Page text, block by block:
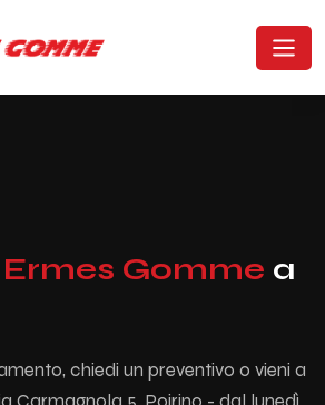
Ermes Gomme a
chiedi un preventivo o vieni a